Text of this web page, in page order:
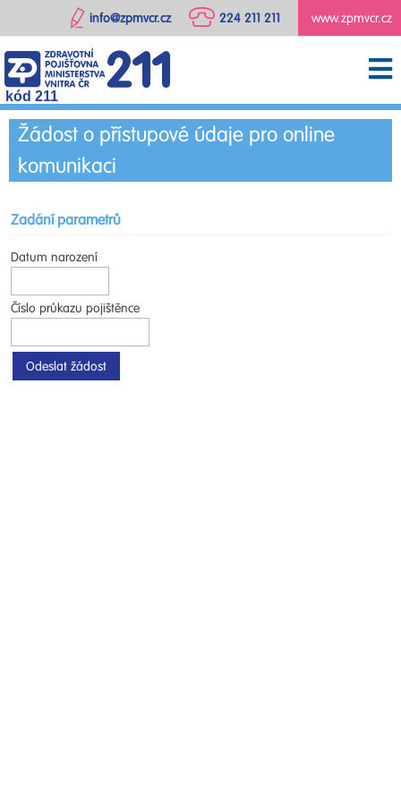
www.zpmvcr.cz
224 211 211
info@zpmvcr.cz
kód 211
Žádost o přístupové údaje pro online
komunikaci
Zadání parametrů
Datum narození
Číslo průkazu pojištěnce